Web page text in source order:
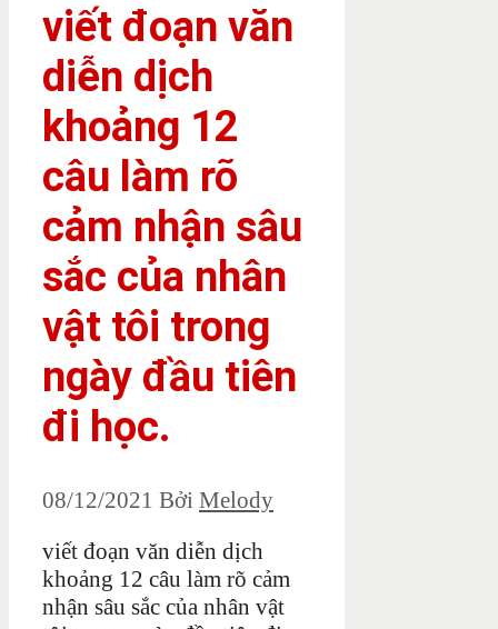
viết đoạn văn
diễn dịch
khoảng 12
câu làm rõ
cảm nhận sâu
sắc của nhân
vật tôi trong
ngày đầu tiên
đi học.
08/12/2021 Bởi Melody
viết đoạn văn diễn dịch
khoảng 12 câu làm rõ cảm
nhận sâu sắc của nhân vật